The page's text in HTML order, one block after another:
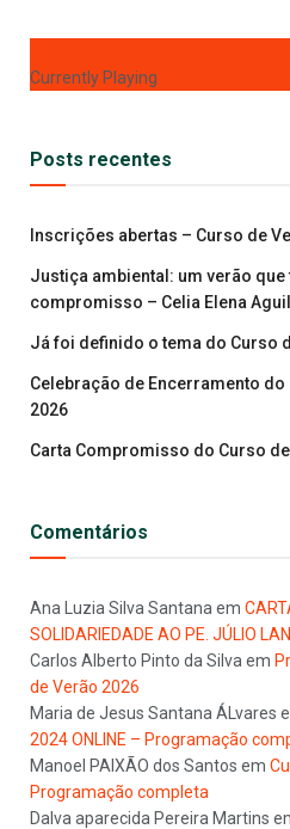
Currently Playing
Posts recentes
Inscrições abertas – Curso de
Justiça ambiental: um verão
compromisso – Celia Elena
Já foi definido o tema do Curso
Celebração de Encerramento do
2026
Carta Compromisso do Curso
Comentários
Ana Luzia Silva Santana em
SOLIDARIEDADE AO PE. JÚLIO
Carlos Alberto Pinto da Silva em
de Verão 2026
Maria de Jesus Santana ÁLvares
2024 ONLINE – Programação
Manoel PAIXÃO dos Santos em
Programação completa
Dalva aparecida Pereira Martins